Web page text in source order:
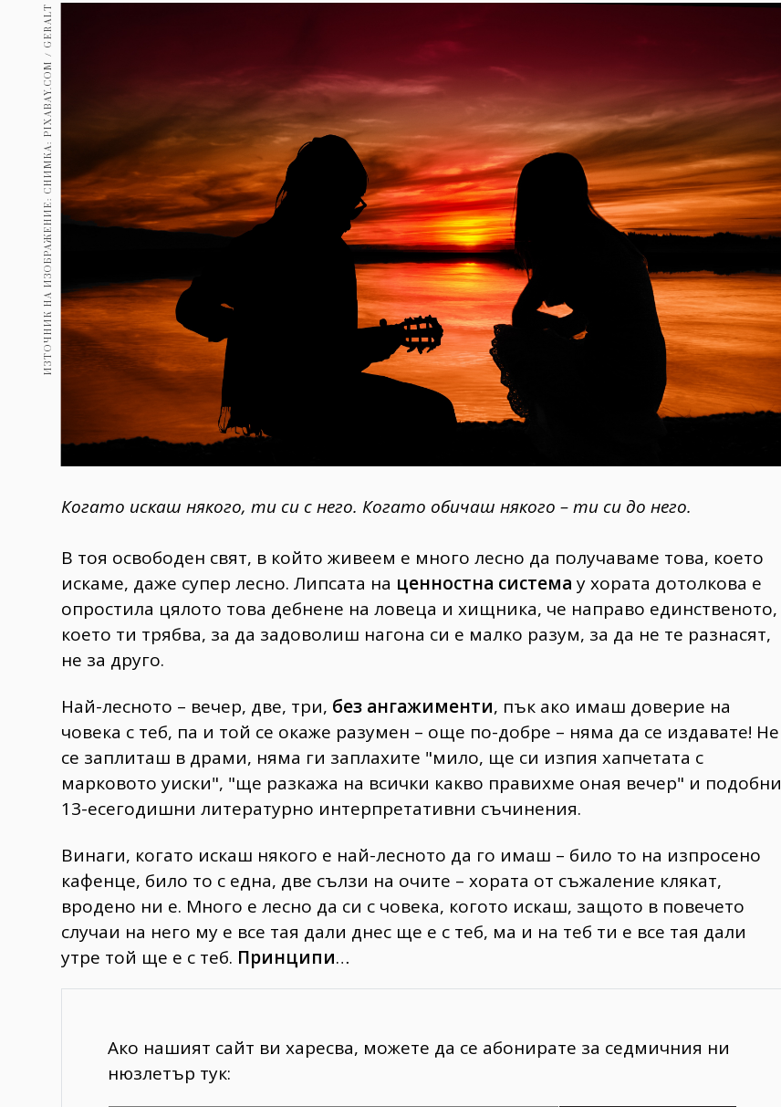
Пътувай
Здраве
Gentlemen
Wellness 1816
ПОСЛЕДВАЙТЕ
НИ
ИЗТОЧНИК НА ИЗОБРАЖЕНИЕ: СНИМКА: PIXABAY.COM / GERALT
Когато искаш някого, ти си с него. Когато обичаш някого – ти си до него.
В тоя освободен свят, в който живеем е много лесно да получаваме това, което
искаме, даже супер лесно. Липсата на ценностна система у хората дотолкова е
опростила цялото това дебнене на ловеца и хищника, че направо единственото,
което ти трябва, за да задоволиш нагона си е малко разум, за да не те разнасят,
не за друго.
Най-лесното – вечер, две, три, без ангажименти, пък ако имаш доверие на
човека с теб, па и той се окаже разумен – още по-добре – няма да се издавате! Не
се заплиташ в драми, няма ги заплахите "мило, ще си изпия хапчетата с
марковото уиски", "ще разкажа на всички какво правихме оная вечер" и подобни
13-есегодишни литературно интерпретативни съчинения.
Винаги, когато искаш някого е най-лесното да го имаш – било то на изпросено
кафенце, било то с една, две сълзи на очите – хората от съжаление клякат,
вродено ни е. Много е лесно да си с човека, когото искаш, защото в повечето
случаи на него му е все тая дали днес ще е с теб, ма и на теб ти е все тая дали
утре той ще е с теб. Принципи…
Ако нашият сайт ви харесва, можете да се абонирате за седмичния ни
нюзлетър тук: